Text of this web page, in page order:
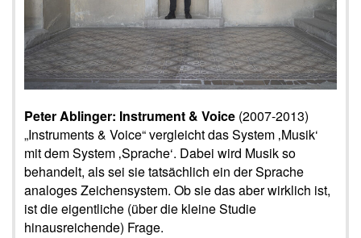
Peter Ablinger: Instrument & Voice (2007-2013)
„Instruments & Voice“ vergleicht das System ‚Musik‘
mit dem System ‚Sprache‘. Dabei wird Musik so
behandelt, als sei sie tatsächlich ein der Sprache
analoges Zeichensystem. Ob sie das aber wirklich ist,
ist die eigentliche (über die kleine Studie
hinausreichende) Frage.